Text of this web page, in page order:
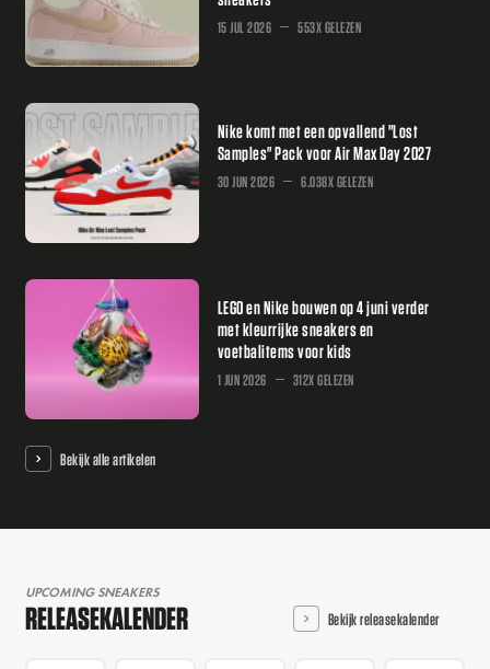
15 JUL 2026 553X GELEZEN
Nike komt met een opvallend "Lost
Samples" Pack voor Air Max Day 2027
30 JUN 2026 6.038X GELEZEN
LEGO en Nike bouwen op 4 juni verder
met kleurrijke sneakers en
voetbalitems voor kids
1 JUN 2026 312X GELEZEN
Bekijk alle artikelen
UPCOMING SNEAKERS
RELEASEKALENDER Bekijk releasekalender